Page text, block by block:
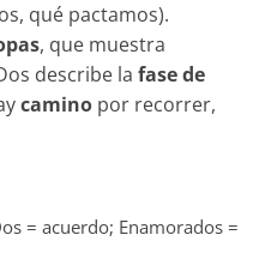
qué pactamos).
, que muestra
describe lafase de
camino por recorrer,
= acuerdo; Enamorados =